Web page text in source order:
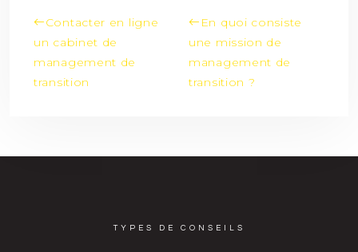
Contacter en ligne
un cabinet de
management de
transition
En quoi consiste
une mission de
management de
transition ?
TYPES DE CONSEILS